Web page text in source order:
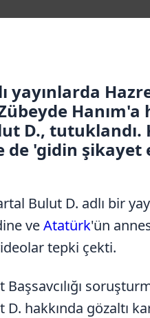
yayınlarda
Hanım'a
D., tutuklandı.
'gidin şikayet
Bulut D. adlı bir
veAtatürk'ün
tepki çekti.
hakkında gözaltı